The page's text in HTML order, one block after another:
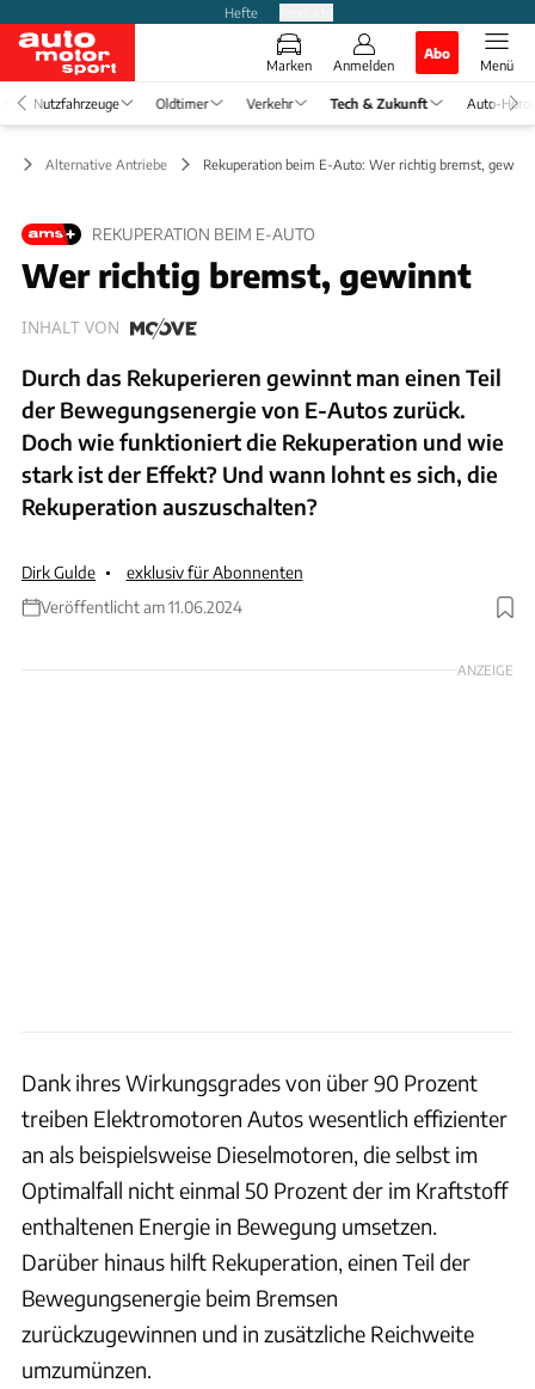
Hefte
Marken Anmelden
Abo
Menü
Nutzfahrzeuge Oldtimer Verkehr Tech & Zukunft Auto-
Alternative Antriebe Rekuperation beim E-Auto: Wer richtig bremst,
REKUPERATION BEIM E-AUTO
Wer richtig bremst, gewinnt
INHALT VON
Durch das Rekuperieren gewinnt man einen Teil
der Bewegungsenergie von E-Autos zurück.
Doch wie funktioniert die Rekuperation und wie
stark ist der Effekt? Und wann lohnt es sich, die
Rekuperation auszuschalten?
Dirk Gulde
exklusiv für Abonnenten
Veröffentlicht am 11.06.2024
Foto: Arturo Rivas
ANZEIGE
Dank ihres Wirkungsgrades von über 90 Prozent
treiben Elektromotoren Autos wesentlich effizienter
an als beispielsweise Dieselmotoren, die selbst im
Optimalfall nicht einmal 50 Prozent der im Kraftstoff
enthaltenen Energie in Bewegung umsetzen.
Darüber hinaus hilft Rekuperation, einen Teil der
Bewegungsenergie beim Bremsen
zurückzugewinnen und in zusätzliche Reichweite
umzumünzen.